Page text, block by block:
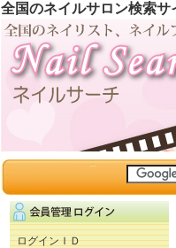
全国のネイルサロン検索サ
ログインＩＤ